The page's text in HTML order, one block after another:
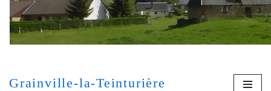
Grainville-la-Teinturière